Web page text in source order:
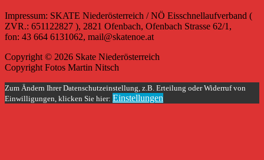
Impressum: SKATE Niederösterreich / NÖ Eisschnellaufverband (
ZVR.: 651122827 ), 2821 Ofenbach, Ofenbach Strasse 62/1,
fon: 43 664 6131062, mail@skatenoe.at
Copyright © 2026 Skate Niederösterreich
Copyright Fotos Martin Nitsch
Zum Ändern Ihrer Datenschutzeinstellung, z.B. Erteilung oder Widerruf von
Einwilligungen, klicken Sie hier: Einstellungen